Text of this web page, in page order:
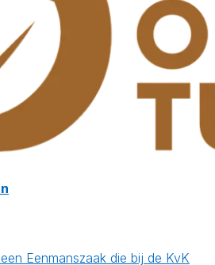
Eenmanszaak die bij de KvK